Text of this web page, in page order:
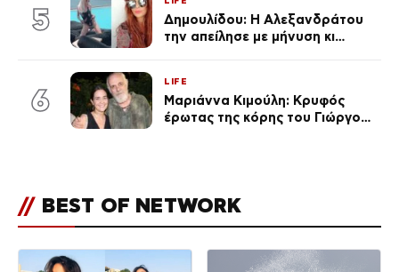
5
Δημουλίδου: Η Αλεξανδράτου
την απείλησε με μήνυση κι
ποια είσαι σοκαρίστικα»
6
LIFE
Μαριάννα Κιμούλη: Κρυφός
έρωτας της κόρης του Γιώργου,
// BEST OF NETWORK